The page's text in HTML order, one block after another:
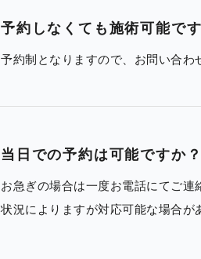
予約しなくても施術可能で
予約制となりますので、お問い合わ
当日での予約は可能ですか？
お急ぎの場合は一度お電話にてご連
状況によりますが対応可能な場合が